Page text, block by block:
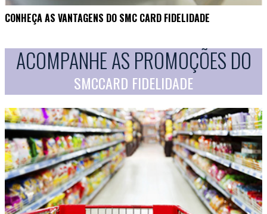
CONHEÇA AS VANTAGENS DO SMC CARD FIDELIDADE
ACOMPANHE AS PROMOÇÕES DO
SMCCARD FIDELIDADE